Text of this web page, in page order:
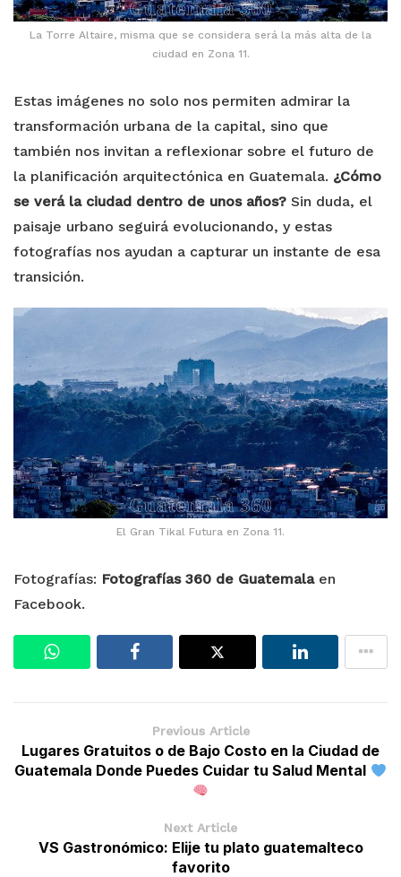
La Torre Altaire, misma que se considera será la más alta de la
ciudad en Zona 11.
Estas imágenes no solo nos permiten admirar la
transformación urbana de la capital, sino que
también nos invitan a reflexionar sobre el futuro de
la planificación arquitectónica en Guatemala. ¿Cómo
se verá la ciudad dentro de unos años? Sin duda, el
paisaje urbano seguirá evolucionando, y estas
fotografías nos ayudan a capturar un instante de esa
transición.
El Gran Tikal Futura en Zona 11.
Fotografías: Fotografías 360 de Guatemalaen
Facebook.
Previous Article
Lugares Gratuitos o de Bajo Costo en la Ciudad de
Guatemala Donde Puedes Cuidar tu Salud Mental
Next Article
VS Gastronómico: Elije tu plato guatemalteco
favorito